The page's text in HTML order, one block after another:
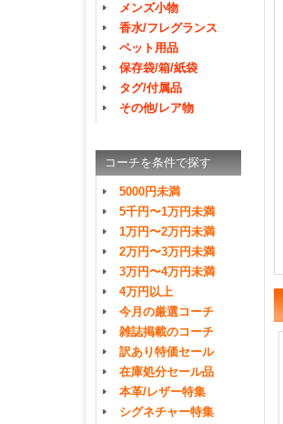
メンズ小物
香水/フレグランス
ペット用品
保存袋/箱/紙袋
タグ/付属品
その他/レア物
コーチを条件で探す
5000円未満
5千円〜1万円未満
1万円〜2万円未満
2万円〜3万円未満
3万円〜4万円未満
4万円以上
今月の厳選コーチ
雑誌掲載のコーチ
訳あり特価セール
在庫処分セール品
本革/レザー特集
シグネチャー特集